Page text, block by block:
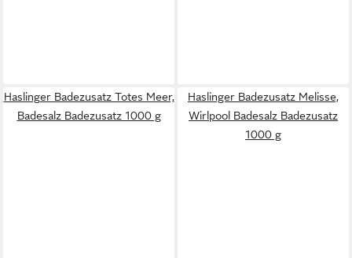
Haslinger Badezusatz Totes Meer,
Badesalz Badezusatz 1000 g
Haslinger Badezusatz Melisse,
Wirlpool Badesalz Badezusatz
1000 g